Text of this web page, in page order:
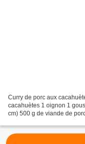
Curry de porc aux
cacahuètes 1 oignon 1
cm) 500 g de viande de